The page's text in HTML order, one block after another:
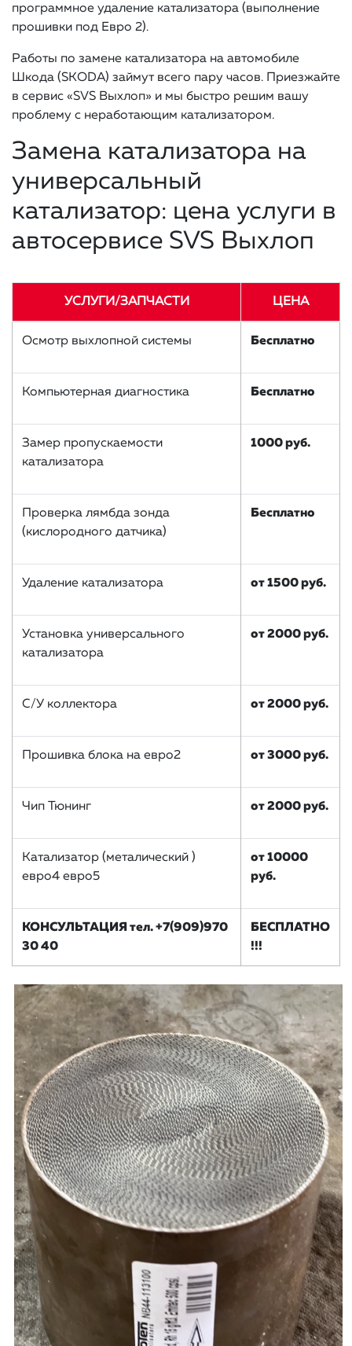
программное удаление катализатора (выполнение
прошивки под Евро 2).
Работы по замене катализатора на автомобиле
Шкода (SKODA) займут всего пару часов. Приезжайте
в сервис «SVS Выхлоп» и мы быстро решим вашу
проблему с неработающим катализатором.
Замена катализатора на
универсальный
катализатор: цена услуги в
автосервисе SVS Выхлоп
УСЛУГИ/ЗАПЧАСТИ ЦЕНА
Осмотр выхлопной системы Бесплатно
Компьютерная диагностика Бесплатно
Замер пропускаемости
катализатора
1000 руб.
Проверка лямбда зонда
(кислородного датчика)
Бесплатно
Удаление катализатора от 1500 руб.
Установка универсального
катализатора
от 2000 руб.
С/У коллектора от 2000 руб.
Прошивка блока на евро2 от 3000 руб.
Чип Тюнинг от 2000 руб.
Катализатор (металический )
евро4 евро5
от 10000
руб.
КОНСУЛЬТАЦИЯ тел. +7(909)970
30 40
БЕСПЛАТНО
!!!